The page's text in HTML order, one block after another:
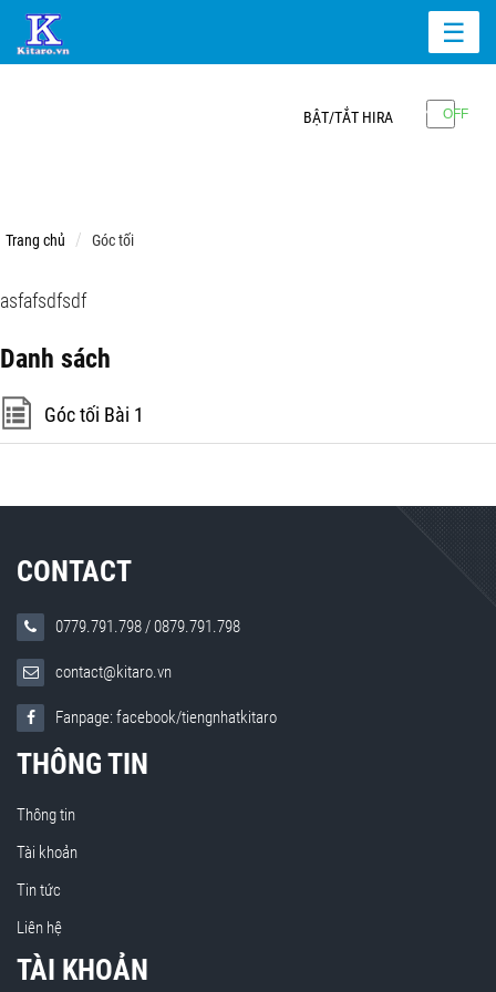
☰
BẬT/TẮT HIRA
Trang chủ Góc tối
asfafsdfsdf
Danh sách
Góc tối Bài 1
CONTACT
0779.791.798/0879.791.798
contact@kitaro.vn
Fanpage: facebook/tiengnhatkitaro
THÔNG TIN
Thông tin
Tài khoản
Tin tức
Liên hệ
TÀI KHOẢN